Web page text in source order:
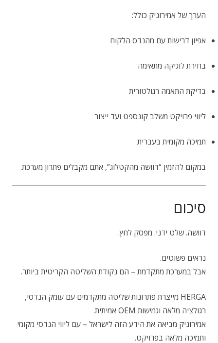
הערך של אמירוניק כולל:
אפיון דרישות עם מהנדס הלקוח
בחירת לוגיקה מתאימה
בדיקת התאמה רגולטורית
ליווי פרויקט משלב קונספט ועד ייצור
תמיכה מקומית בעברית
במקום להזמין “דוושה מהקטלוג”, אתם מקבלים פתרון מערכת.
סיכום
דוושה. שלט ידני. מפסק לחץ.
נראים פשוטים.
אבל במערכת מתקדמת – הם נקודת השליטה הקריטית ביותר.
HERGA מייצרת פתרונות שליטה מתקדמים עם עומק הנדסי,
רגולציה מלאה וגמישות OEM אמיתית.
אמירוניק מביאה את הידע הזה לישראל – עם ליווי הנדסי מקומי
ותמיכה מלאה בפרויקט.